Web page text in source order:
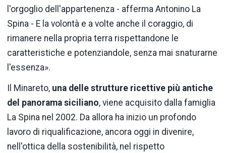
l'orgoglio dell'appartenenza - afferma Antonino La
Spina - E la volontà e a volte anche il coraggio, di
rimanere nella propria terra rispettandone le
caratteristiche e potenziandole, senza mai snaturarne
l'essenza».
Il Minareto, una delle strutture ricettive più antiche
del panorama siciliano, viene acquisito dalla famiglia
La Spina nel 2002. Da allora ha inizio un profondo
lavoro di riqualificazione, ancora oggi in divenire,
nell'ottica della sostenibilità, nel rispetto